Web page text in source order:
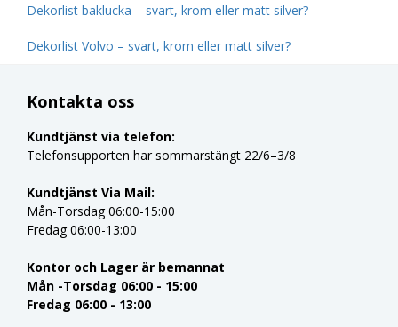
Dekorlist baklucka – svart, krom eller matt silver?
Dekorlist Volvo – svart, krom eller matt silver?
Kontakta oss
Kundtjänst via telefon:
Telefonsupporten har sommarstängt 22/6–3/8
Kundtjänst Via Mail:
Mån-Torsdag 06:00-15:00
Fredag 06:00-13:00
Kontor och Lager är bemannat
Mån -Torsdag 06:00 - 15:00
Fredag 06:00 - 13:00